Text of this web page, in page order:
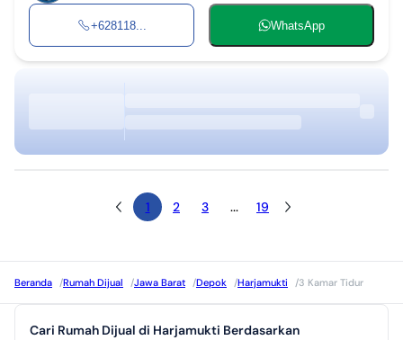
+628118... WhatsApp
1 2 3 ... 19
Beranda /Rumah Dijual /Jawa Barat /Depok /Harjamukti /3 Kamar Tidur
Cari Rumah Dijual di Harjamukti Berdasarkan